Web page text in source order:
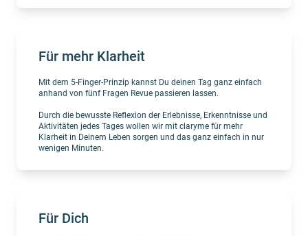
Für mehr Klarheit
Mit dem 5-Finger-Prinzip kannst Du deinen Tag ganz einfach
anhand von fünf Fragen Revue passieren lassen.
Durch die bewusste Reflexion der Erlebnisse, Erkenntnisse und
Aktivitäten jedes Tages wollen wir mit claryme für mehr
Klarheit in Deinem Leben sorgen und das ganz einfach in nur
wenigen Minuten.
Für Dich